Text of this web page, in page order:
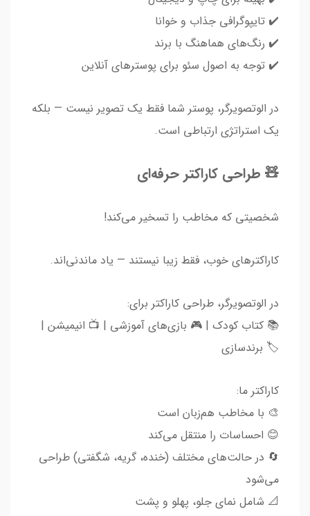
✔️ تایپوگرافی جذاب و خوانا
✔️ رنگ‌های هماهنگ با برند
✔️ توجه به اصول سئو برای پوسترهای آنلاین
در الوتصویرگر، پوستر شما فقط یک تصویر نیست — بلکه
یک استراتژی ارتباطی است.
🧸 طراحی کاراکتر حرفه‌ای
شخصیتی که مخاطب را تسخیر می‌کند!
کاراکترهای خوب، فقط زیبا نیستند — یاد ماندنی‌اند.
در الوتصویرگر، طراحی کاراکتر برای:
📚 کتاب کودک | 🎮 بازی‌های آموزشی | 📺 انیمیشن |
🏷️ برندسازی
کاراکتر ما:
🎨 با مخاطب هم‌زبان است
😊 احساسات را منتقل می‌کند
🔄 در حالت‌های مختلف (خنده، گریه، شگفتی) طراحی
می‌شود
📐 شامل نمای جلو، پهلو و پشت